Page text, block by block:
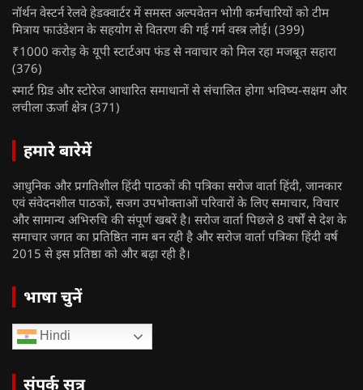
नॉर्थन वेस्टर्न रेलवे हेडक्वार्टर में समस्त अल्पवेतन भोगी कर्मचारियों को टीम
मित्राय फाउंडेशन के सहयोग से वितरण की गई गर्म वस्त्र लोई। (399)
₹1000 करोड़ के यूपी स्टार्टअप फंड से नवाचार को मिल रहा मजबूत सहारा
(376)
स्मार्ट ग्रिड और स्टोरेज आधारित समाधानों से संचालित होगा भविष्य-सक्षम और
लचीला ऊर्जा क्षेत्र (371)
हमारे बारेमें
आधुनिक और प्रगतिशील हिंदी पाठकों की पत्रिका सरोज वार्ता हिंदी, जानकार
एवं संवेदनशील पाठकों, सजग उपभोक्ताओं परिवारों के लिए समाचार, विचार
और सामान्य अभिरुचि की संपूर्ण खबरें है। सरोज वार्ता पिछले 8 वर्षों से देश के
समाचार जगत का प्रतिष्ठित नाम बन रही है और सरोज वार्ता पत्रिका हिंदी वर्ष
2015 से इस प्रतिष्ठा को और बढ़ा रही है।
भाषा चुनें
Hindi
संपर्क सूत्र